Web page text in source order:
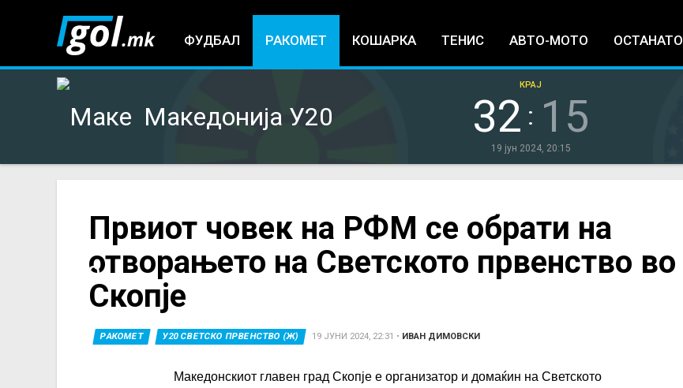
ФУДБАЛ РАКОМЕТ КОШАРКА ТЕНИС АВТО-МОТО ОСТАНАТО
Македонија У20 32 : 15
КРАЈ
19 јун 2024, 20:15
here
Првиот човек на РФМ се обрати на
отворањето на Светското првенство во
Скопје
РАКОМЕТ У20 СВЕТСКО ПРВЕНСТВО (Ж) 19 ЈУНИ 2024, 22:31 • ИВАН ДИМОВСКИ
Македонскиот главен град Скопје е организатор и домаќин на Светското